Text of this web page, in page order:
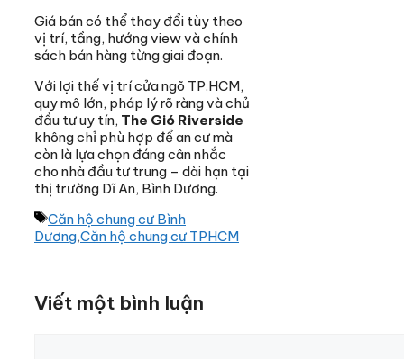
Giá bán có thể thay đổi tùy theo
vị trí, tầng, hướng view và chính
sách bán hàng từng giai đoạn.
Với lợi thế vị trí cửa ngõ TP.HCM,
quy mô lớn, pháp lý rõ ràng và chủ
đầu tư uy tín, The Gió Riverside
không chỉ phù hợp để an cư mà
còn là lựa chọn đáng cân nhắc
cho nhà đầu tư trung – dài hạn tại
thị trường Dĩ An, Bình Dương.
Thẻ
Căn hộ chung cư Bình
Dương,Căn hộ chung cư TPHCM
Viết một bình luận